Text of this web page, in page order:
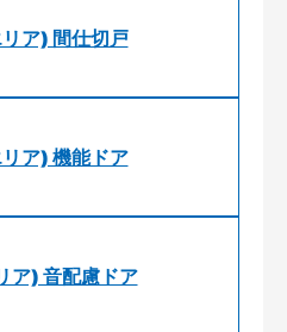
ア) 間仕切戸
ア) 機能ドア
ア) 音配慮ドア